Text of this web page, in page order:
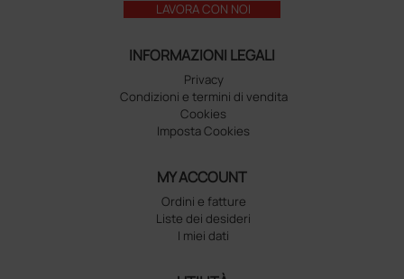
LAVORA CON NOI
INFORMAZIONI LEGALI
Privacy
Condizioni e termini di vendita
Cookies
Imposta Cookies
MY ACCOUNT
Ordini e fatture
Liste dei desideri
I miei dati